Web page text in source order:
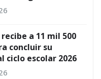
a 11 mil 500
concluir su
ciclo escolar 2026